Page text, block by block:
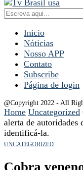
Inicio
Nóticias
Nosso APP
Contato
Subscribe
Página de login
@Copyright 2022 - All
Home Uncategorized
alerta de autoridades
identificá-la.
UNCATEGORIZED